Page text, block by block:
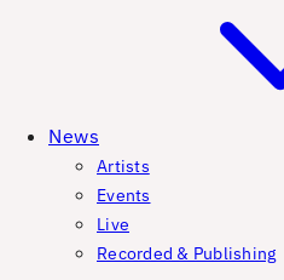
News
Artists
Events
Live
Recorded & Publishing